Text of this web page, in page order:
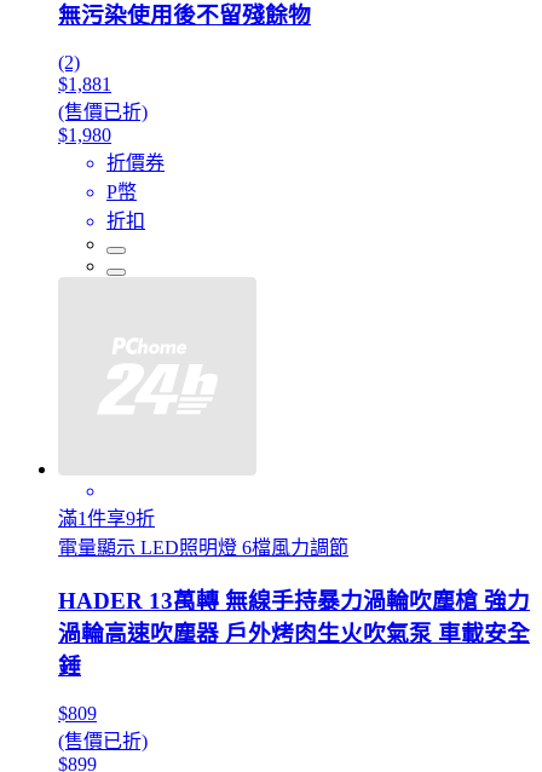
無污染使用後不留殘餘物
(2)
$1,881
(售價已折)
$1,980
折價券
P幣
折扣
滿1件享9折
電量顯示 LED照明燈 6檔風力調節
HADER 13萬轉 無線手持暴力渦輪吹塵槍 強力
渦輪高速吹塵器 戶外烤肉生火吹氣泵 車載安全
錘
$809
(售價已折)
$899